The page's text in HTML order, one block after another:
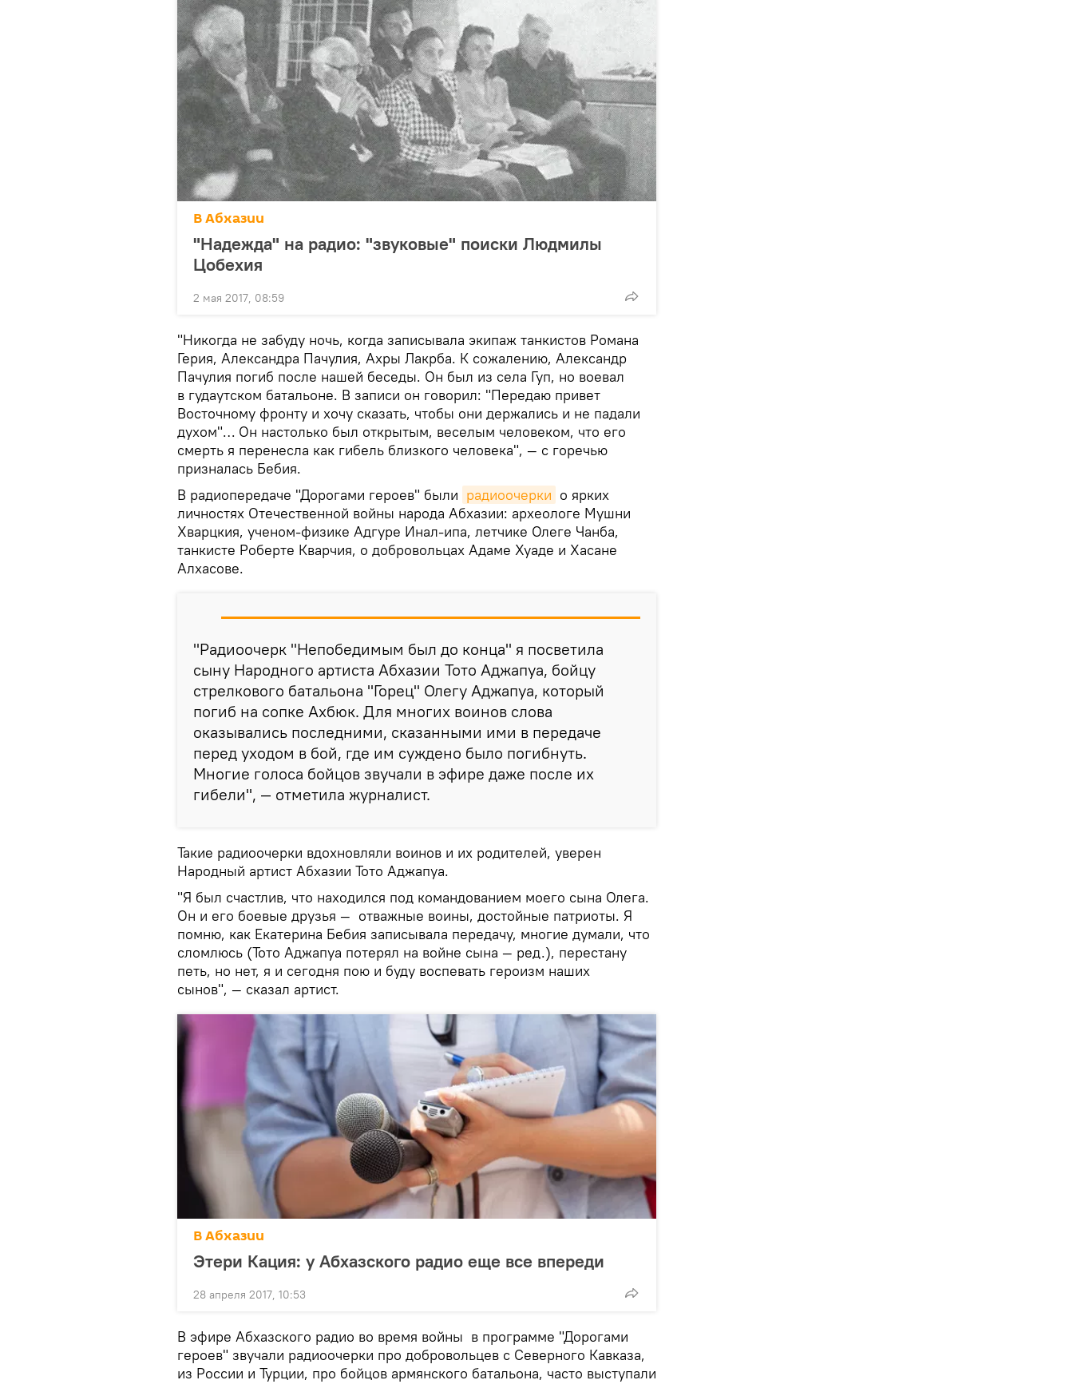
В Абхазии
"Надежда" на радио: "звуковые" поиски Людмилы
Цобехия
2 мая 2017, 08:59
"Никогда не забуду ночь, когда записывала экипаж танкистов Романа
Герия, Александра Пачулия, Ахры Лакрба. К сожалению, Александр
Пачулия погиб после нашей беседы. Он был из села Гуп, но воевал
в гудаутском батальоне. В записи он говорил: "Передаю привет
Восточному фронту и хочу сказать, чтобы они держались и не падали
духом"… Он настолько был открытым, веселым человеком, что его
смерть я перенесла как гибель близкого человека", — с горечью
призналась Бебия.
В радиопередаче "Дорогами героев" были радиоочерки о ярких
личностях Отечественной войны народа Абхазии: археологе Мушни
Хварцкия, ученом-физике Адгуре Инал-ипа, летчике Олеге Чанба,
танкисте Роберте Кварчия, о добровольцах Адаме Хуаде и Хасане
Алхасове.
"Радиоочерк "Непобедимым был до конца" я посветила
сыну Народного артиста Абхазии Тото Аджапуа, бойцу
стрелкового батальона "Горец" Олегу Аджапуа, который
погиб на сопке Ахбюк. Для многих воинов слова
оказывались последними, сказанными ими в передаче
перед уходом в бой, где им суждено было погибнуть.
Многие голоса бойцов звучали в эфире даже после их
гибели", — отметила журналист.
Такие радиоочерки вдохновляли воинов и их родителей, уверен
Народный артист Абхазии Тото Аджапуа.
"Я был счастлив, что находился под командованием моего сына Олега.
Он и его боевые друзья — отважные воины, достойные патриоты. Я
помню, как Екатерина Бебия записывала передачу, многие думали, что
сломлюсь (Тото Аджапуа потерял на войне сына — ред.), перестану
петь, но нет, я и сегодня пою и буду воспевать героизм наших
сынов", — сказал артист.
В Абхазии
Этери Кация: у Абхазского радио еще все впереди
28 апреля 2017, 10:53
В эфире Абхазского радио во время войны в программе "Дорогами
героев" звучали радиоочерки про добровольцев с Северного Кавказа,
из России и Турции, про бойцов армянского батальона, часто выступали